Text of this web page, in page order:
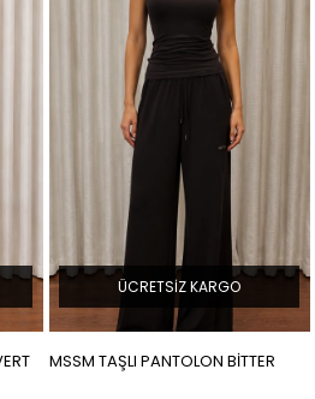
MSSM TAŞLI PANTOLON BİTTER
ÜCRETSIZ KARGO